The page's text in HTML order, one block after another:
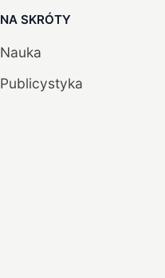
NA SKRÓTY
Nauka
Publicystyka